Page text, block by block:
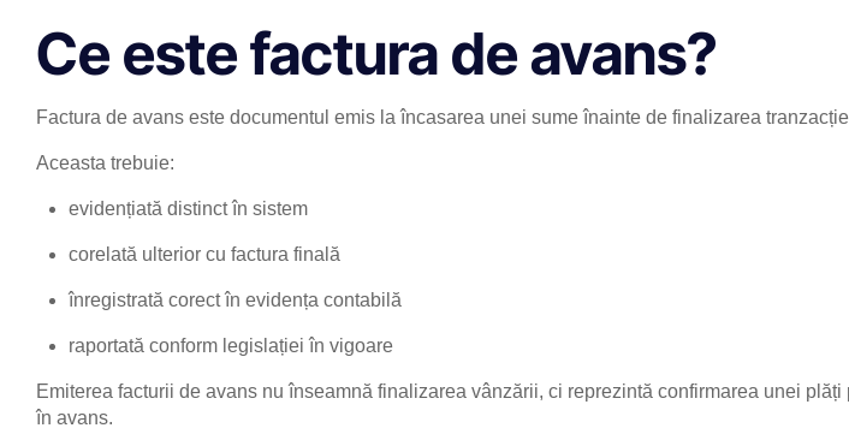
Ce este factura de avans?
Factura de avans este documentul emis la încasarea unei sume înainte de finalizarea
Aceasta trebuie:
evidențiată distinct în sistem
corelată ulterior cu factura finală
înregistrată corect în evidența contabilă
raportată conform legislației în vigoare
Emiterea facturii de avans nu înseamnă finalizarea vânzării, ci reprezintă confirmarea unei
în avans.